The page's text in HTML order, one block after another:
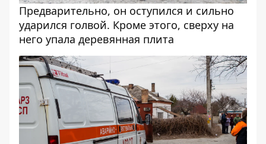
Предварительно, он оступился и сильно
ударился голвой. Кроме этого, сверху на
него упала деревянная плита